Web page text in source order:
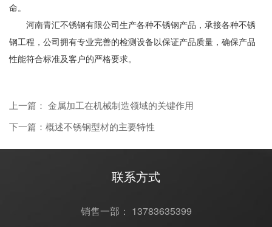
命。
河南青汇不锈钢有限公司生产各种不锈钢产品，承接各种不锈
钢工程，公司拥有专业完善的检测设备以保证产品质量，确保产品
性能符合标准及客户的严格要求。
上一篇： 金属加工在机械制造领域的关键作用
下一篇：概述不锈钢型材的主要特性
联系方式
销售一部： 13783635399